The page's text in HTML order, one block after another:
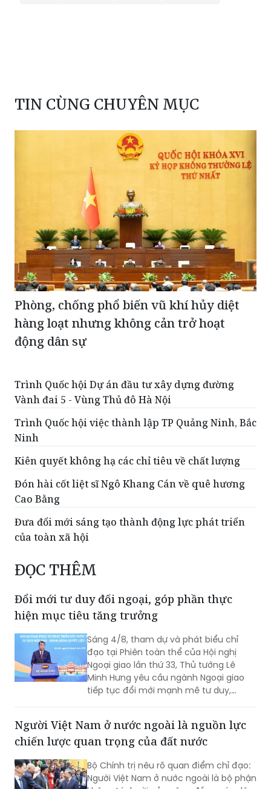
TIN CÙNG CHUYÊN MỤC
Phòng, chống phổ biến vũ khí hủy diệt
hàng loạt nhưng không cản trở hoạt
động dân sự
Trình Quốc hội Dự án đầu tư xây dựng đường
Vành đai 5 - Vùng Thủ đô Hà Nội
Trình Quốc hội việc thành lập TP Quảng Ninh, Bắc
Ninh
Kiên quyết không hạ các chỉ tiêu về chất lượng
Đón hài cốt liệt sĩ Ngô Khang Cán về quê hương
Cao Bằng
Đưa đổi mới sáng tạo thành động lực phát triển
của toàn xã hội
ĐỌC THÊM
Đổi mới tư duy đối ngoại, góp phần thực
hiện mục tiêu tăng trưởng
Sáng 4/8, tham dự và phát biểu chỉ
đạo tại Phiên toàn thể của Hội nghị
Ngoại giao lần thứ 33, Thủ tướng Lê
Minh Hưng yêu cầu ngành Ngoại giao
tiếp tục đổi mới mạnh mẽ tư duy,
chất hơn, đồng hành chặt chẽ hơn với
các Bộ, ngành, địa phương và cộng
thực hiện mục tiêu tăng trưởng 2 con
số.
Người Việt Nam ở nước ngoài là nguồn lực
chiến lược quan trọng của đất nước
Bộ Chính trị nêu rõ quan điểm chỉ đạo:
Người Việt Nam ở nước ngoài là bộ phận